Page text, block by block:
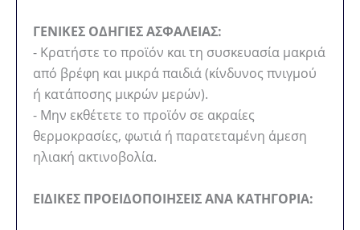
ΓΕΝΙΚΕΣ ΟΔΗΓΙΕΣ ΑΣΦΑΛΕΙΑΣ:
- Κρατήστε το προϊόν και τη συσκευασία μακριά
από βρέφη και μικρά παιδιά (κίνδυνος πνιγμού
ή κατάποσης μικρών μερών).
- Μην εκθέτετε το προϊόν σε ακραίες
θερμοκρασίες, φωτιά ή παρατεταμένη άμεση
ηλιακή ακτινοβολία.
ΕΙΔΙΚΕΣ ΠΡΟΕΙΔΟΠΟΙΗΣΕΙΣ ΑΝΑ ΚΑΤΗΓΟΡΙΑ: